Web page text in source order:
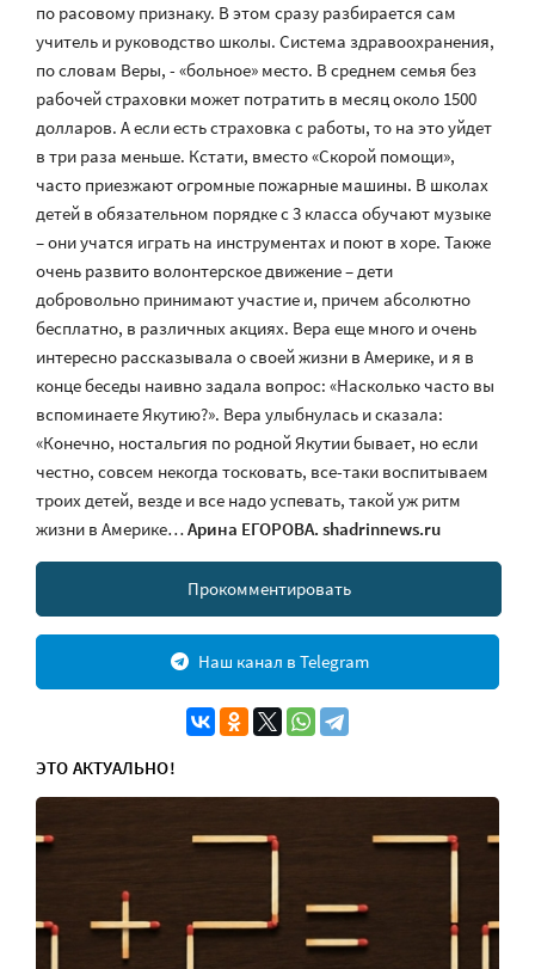
по расовому признаку. В этом сразу разбирается сам
учитель и руководство школы. Система здравоохранения,
по словам Веры, - «больное» место. В среднем семья без
рабочей страховки может потратить в месяц около 1500
долларов. А если есть страховка с работы, то на это уйдет
в три раза меньше. Кстати, вместо «Скорой помощи»,
часто приезжают огромные пожарные машины. В школах
детей в обязательном порядке с 3 класса обучают музыке
– они учатся играть на инструментах и поют в хоре. Также
очень развито волонтерское движение – дети
добровольно принимают участие и, причем абсолютно
бесплатно, в различных акциях. Вера еще много и очень
интересно рассказывала о своей жизни в Америке, и я в
конце беседы наивно задала вопрос: «Насколько часто вы
вспоминаете Якутию?». Вера улыбнулась и сказала:
«Конечно, ностальгия по родной Якутии бывает, но если
честно, совсем некогда тосковать, все-таки воспитываем
троих детей, везде и все надо успевать, такой уж ритм
жизни в Америке…Арина ЕГОРОВА. shadrinnews.ru
Прокомментировать
Наш канал в Telegram
ЭТО АКТУАЛЬНО!